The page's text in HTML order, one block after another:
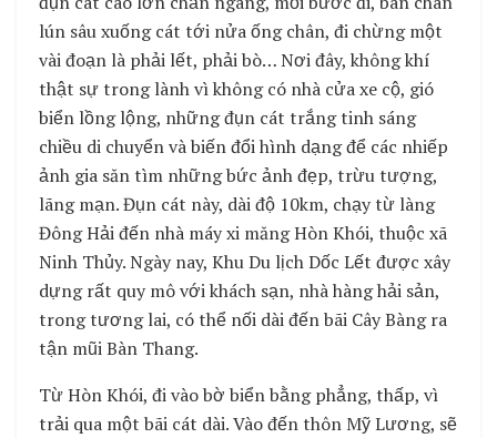
lún sâu xuống cát tới nửa ống chân, đi chừng một
vài đoạn là phải lết, phải bò… Nơi đây, không khí
thật sự trong lành vì không có nhà cửa xe cộ, gió
biển lồng lộng, những đụn cát trắng tinh sáng
chiều di chuyển và biến đổi hình dạng để các nhiếp
ảnh gia săn tìm những bức ảnh đẹp, trừu tượng,
lãng mạn. Đụn cát này, dài độ 10km, chạy từ làng
Đông Hải đến nhà máy xi măng Hòn Khói, thuộc xã
Ninh Thủy. Ngày nay, Khu Du lịch Dốc Lết được xây
dựng rất quy mô với khách sạn, nhà hàng hải sản,
trong tương lai, có thể nối dài đến bãi Cây Bàng ra
tận mũi Bàn Thang.
Từ Hòn Khói, đi vào bờ biển bằng phẳng, thấp, vì
trải qua một bãi cát dài. Vào đến thôn Mỹ Lương, sẽ